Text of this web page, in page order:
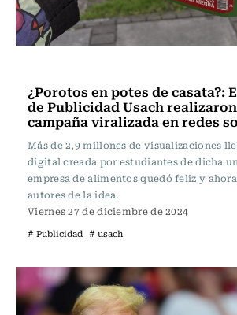
¿Porotos en potes de casata?:
de Publicidad Usach
campaña viralizada en redes
Más de 2,9 millones de visualizaciones
digital creada por estudiantes de dicha
empresa de alimentos quedó feliz y
autores de la idea.
Viernes 27 de diciembre de 2024
# Publicidad # usach